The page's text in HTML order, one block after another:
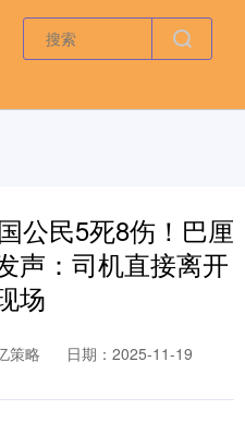
公民5死8伤！巴厘
声：司机直接离开
场
策略
日期：2025-11-19